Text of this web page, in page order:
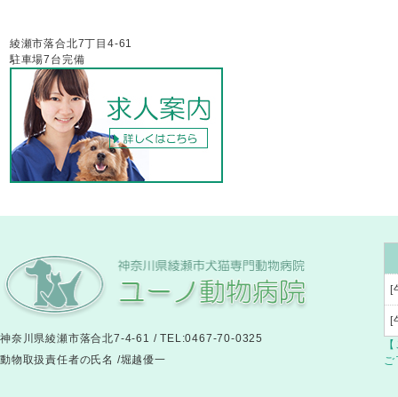
綾瀬市落合北7丁目4-61
駐車場7台完備
神奈川県綾瀬市落合北7-4-61 / TEL:0467-70-0325
動物取扱責任者の氏名 /堀越優一
[
[
ご